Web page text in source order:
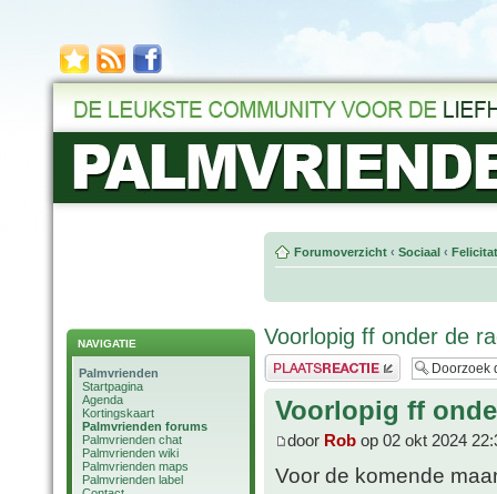
NAVIGATIE
Palmvrienden
Startpagina
Agenda
Kortingskaart
Palmvrienden forums
Palmvrienden chat
Palmvrienden wiki
Palmvrienden maps
Palmvrienden label
Forumoverzicht ‹ Sociaal ‹
Voorlopig ff onder de
Plaats een reactie
Voorlopig ff
door Rob op 02 okt 2024
Voor de komende